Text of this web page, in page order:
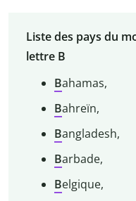
Liste des pays du
lettre B
Bahamas,
Bahreïn,
Bangladesh,
Barbade,
Belgique,